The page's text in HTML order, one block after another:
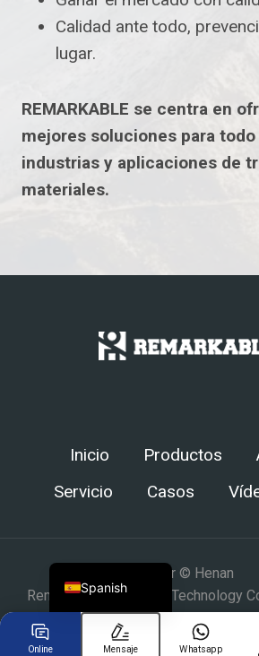
Calidad ante todo,
lugar.
REMARKABLE se centra en
mejores soluciones para
industrias y aplicaciones de
materiales.
Online Mensaje Whatsapp
Inicio Productos
Servicio
Casos
Derechos de autor © Henan
Remarkable Intelligent Technology
Spanish
French
Arabic